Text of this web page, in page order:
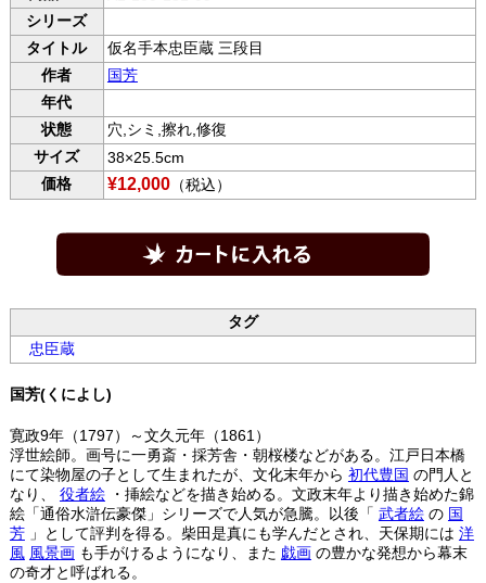
シリーズ
タイトル
仮名手本忠臣蔵 三段目
作者
国芳
年代
状態
穴,シミ,擦れ,修復
サイズ
38×25.5cm
価格
¥12,000（税込）
タグ
忠臣蔵
国芳(くによし)
寛政9年（1797）～文久元年（1861）
浮世絵師。画号に一勇斎・採芳舎・朝桜楼などがある。江戸日本橋
にて染物屋の子として生まれたが、文化末年から 初代豊国 の門人と
なり、 役者絵・挿絵などを描き始める。文政末年より描き始めた錦
絵「通俗水滸伝豪傑」シリーズで人気が急騰。以後「 武者絵の 国
芳」として評判を得る。柴田是真にも学んだとされ、天保期には 洋
風 風景画も手がけるようになり、また 戯画の豊かな発想から幕末
の奇才と呼ばれる。